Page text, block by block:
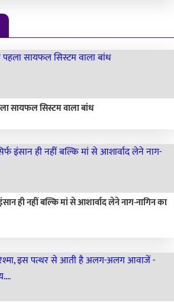
सायफल सिस्टम वाला बांध
ही नहीं बल्कि मां से आशार्वाद लेने नाग-नागिन का